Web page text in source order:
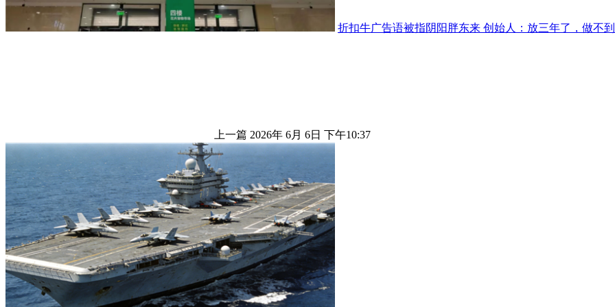
折扣牛广告语被指阴阳胖东来 创始人：放三年了，做不
上一篇 2026年 6月 6日 下午10:37